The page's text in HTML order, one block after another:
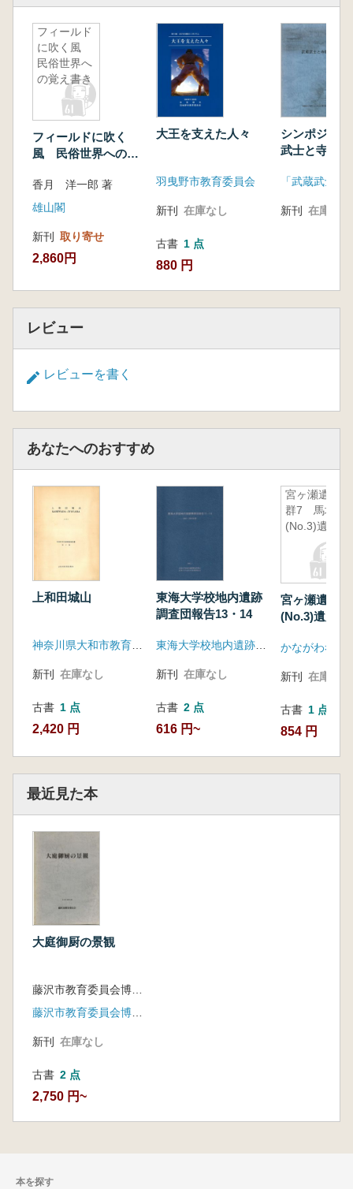
フィールド
に吹く風
民俗世界へ
の覚え書き
フィールドに吹く
風 民俗世界への覚
香月 洋一郎 著
雄山閣
新刊 取り寄せ
2,860円
大王を支えた人々
羽曳野市教育委員会
新刊 在庫なし
古書 1 点
880 円
シンポジウ
武士と寺院」
新刊 在庫なし
レビュー
レビューを書く
あなたへのおすすめ
上和田城山
新刊 在庫なし
古書 1 点
2,420 円
東海大学校地内遺跡
調査団報告13・14
新刊 在庫なし
古書 2 点
616 円~
宮ヶ瀬遺跡
群7 馬場
(No.3)遺跡
宮ヶ瀬遺跡
(No.3)遺跡
かながわ考古
新刊 在庫なし
古書 1 点
854 円
最近見た本
大庭御厨の景観
新刊 在庫なし
古書 2 点
2,750 円~
本を探す